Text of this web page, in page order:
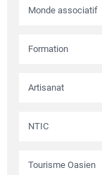
Monde associatif
Formation
Artisanat
NTIC
Tourisme Oasien